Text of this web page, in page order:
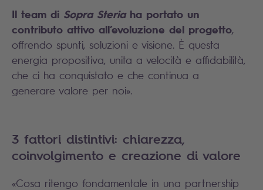
Il team di Sopra Steriaha portato un
contributo attivo all’evoluzione del progetto,
offrendo spunti, soluzioni e visione. È questa
energia propositiva, unita a velocità e affidabilità,
che ci ha conquistato e che continua a
generare valore per noi».
3 fattori distintivi: chiarezza,
coinvolgimento e creazione di valore
«Cosa ritengo fondamentale in una partnership